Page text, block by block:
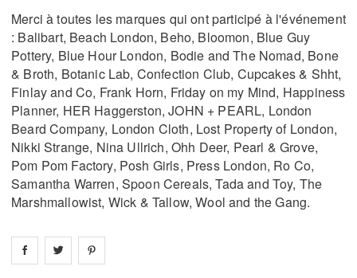
Merci à toutes les marques qui ont participé à l'événement
: Balibart, Beach London, Beho, Bloomon, Blue Guy
Pottery, Blue Hour London, Bodie and The Nomad, Bone
& Broth, Botanic Lab, Confection Club, Cupcakes & Shht,
Finlay and Co, Frank Horn, Friday on my Mind, Happiness
Planner, HER Haggerston, JOHN + PEARL, London
Beard Company, London Cloth, Lost Property of London,
Nikki Strange, Nina Ullrich, Ohh Deer, Pearl & Grove,
Pom Pom Factory, Posh Girls, Press London, Ro Co,
Samantha Warren, Spoon Cereals, Tada and Toy, The
Marshmallowist, Wick & Tallow, Wool and the Gang.
Share on facebook
Share on